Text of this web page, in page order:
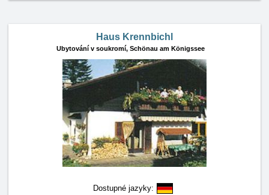
Haus Krennbichl
Ubytování v soukromí, Schönau am Königssee
Dostupné jazyky: